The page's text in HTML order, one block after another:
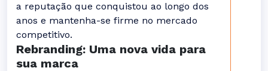
a reputação que conquistou ao longo dos
anos e mantenha-se firme no mercado
competitivo.
Rebranding: Uma nova vida para
sua marca